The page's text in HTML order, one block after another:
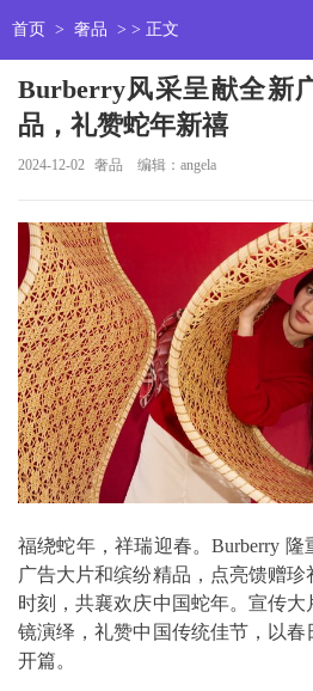
首页 > 奢品 > > 正文
Burberry风采呈献全新
品，礼赞蛇年新禧
2024-12-02 奢品 编辑：angela
福绕蛇年，祥瑞迎春。Burberry 隆
广告大片和缤纷精品，点亮馈赠
时刻，共襄欢庆中国蛇年。宣传
镜演绎，礼赞中国传统佳节，以
开篇。